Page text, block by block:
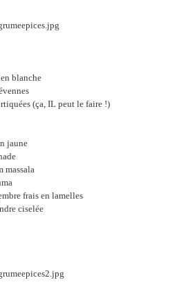
blanche
(ça, IL peut le faire !)
jaune
massala
frais en lamelles
ciselée